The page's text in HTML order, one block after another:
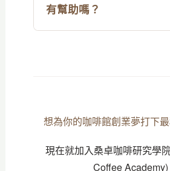
有幫助嗎？
想為你的咖啡館創業夢打下
現在就加入桑卓咖啡研究學
Coffee Academy)